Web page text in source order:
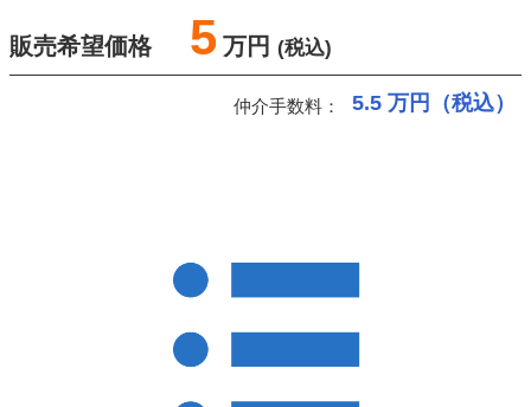
販売希望価格 5 万円 (税込)
仲介手数料： 5.5 万円（税込）